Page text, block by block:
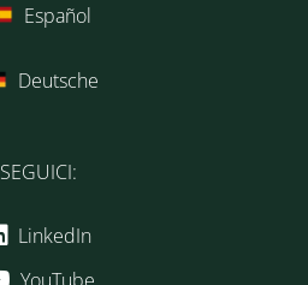
Español
Deutsche
SEGUICI:
LinkedIn